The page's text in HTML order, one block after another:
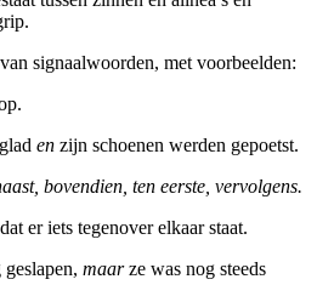
signaalwoorden, met voorbeelden:
en zijn schoenen werden gepoetst.
bovendien, ten eerste, vervolgens.
er iets tegenover elkaar staat.
maarze was nog steeds